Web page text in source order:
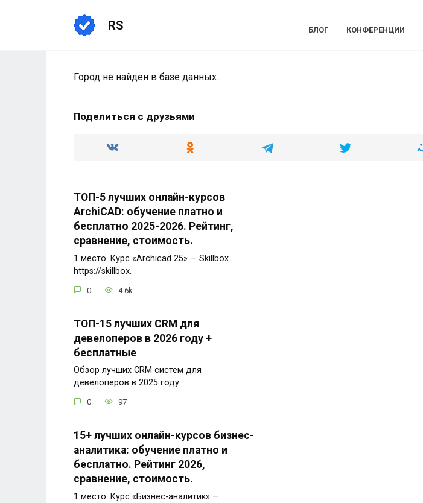
RS БЛОГ КОНФЕРЕНЦИИ
Город не найден в базе данных.
Поделиться с друзьями
ТОП-5 лучших онлайн-курсов
ArchiCAD: обучение платно и
бесплатно 2025-2026. Рейтинг,
сравнение, стоимость.
1 место. Курс «Archicad 25» — Skillbox
https://skillbox.
0 4.6k.
ТОП-15 лучших CRM для
девелоперов в 2026 году +
бесплатные
Обзор лучших CRM систем для
девелоперов в 2025 году.
0 97
15+ лучших онлайн-курсов бизнес-
аналитика: обучение платно и
бесплатно. Рейтинг 2026,
сравнение, стоимость.
1 место. Курс «Бизнес-аналитик» —